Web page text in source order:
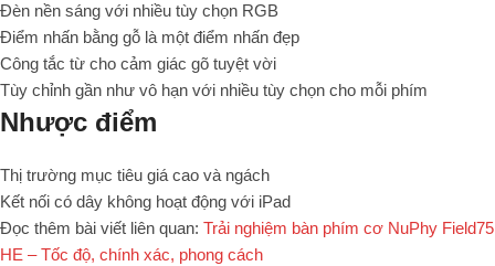
Đèn nền sáng với nhiều tùy chọn RGB
Điểm nhấn bằng gỗ là một điểm nhấn đẹp
Công tắc từ cho cảm giác gõ tuyệt vời
Tùy chỉnh gần như vô hạn với nhiều tùy chọn cho mỗi phím
Nhược điểm
Thị trường mục tiêu giá cao và ngách
Kết nối có dây không hoạt động với iPad
Đọc thêm bài viết liên quan: Trải nghiệm bàn phím cơ NuPhy Field75
HE – Tốc độ, chính xác, phong cách